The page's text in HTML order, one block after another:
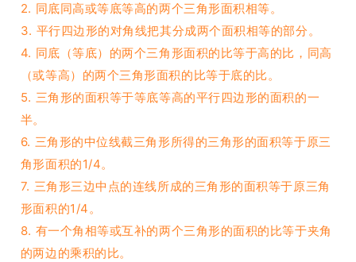
2. 同底同高或等底等高的两个三角形面积相等。
3. 平行四边形的对角线把其分成两个面积相等的部分。
4. 同底（等底）的两个三角形面积的比等于高的比，同高
（或等高）的两个三角形面积的比等于底的比。
5. 三角形的面积等于等底等高的平行四边形的面积的一
半。
6. 三角形的中位线截三角形所得的三角形的面积等于原三
角形面积的1/4。
7. 三角形三边中点的连线所成的三角形的面积等于原三角
形面积的1/4。
8. 有一个角相等或互补的两个三角形的面积的比等于夹角
的两边的乘积的比。